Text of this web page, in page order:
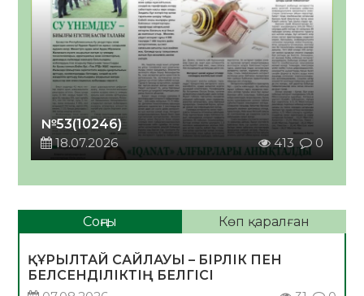
№53(10246)
18.07.2026
413 0
Соңғы Көп қаралған
ҚҰРЫЛТАЙ САЙЛАУЫ – БІРЛІК ПЕН
БЕЛСЕНДІЛІКТІҢ БЕЛГІСІ